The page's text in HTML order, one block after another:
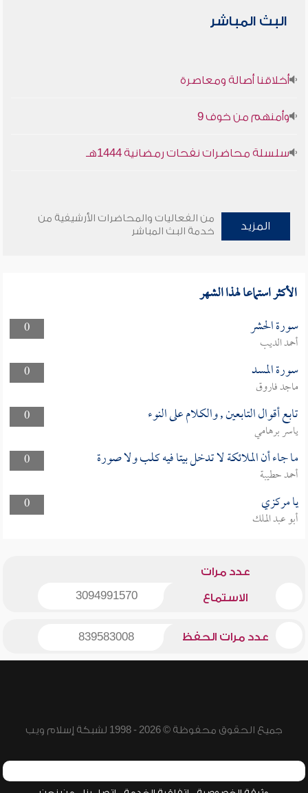
البث المباشر
أخلاقنا أصالة ومعاصرة
وأمنهم من خوف 9
سلسلة محاضرات نفحات رمضانية 1444هـ
المزيد
من الفعاليات والمحاضرات الأرشيفية من
خدمة البث المباشر
الأكثر استماعا لهذا الشهر
0 سورة الحشر
أحمد الديب
0
سورة المسد
ماجد فاروق
0
تابع أقوال التابعين , والكلام على النوء
ياسر برهامي
0
ما جاء أن الملائكة لا تدخل بيتا فيه كلب ولا صورة
أحمد حطيبة
0
يا مركزي
أبو عبد الملك
عدد مرات
الاستماع 3094991570
عدد مرات الحفظ 839583008
جميع الحقوق محفوظة © 2026 - 1998 لشبكة إسلام ويب